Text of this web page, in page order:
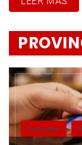
Destacadas